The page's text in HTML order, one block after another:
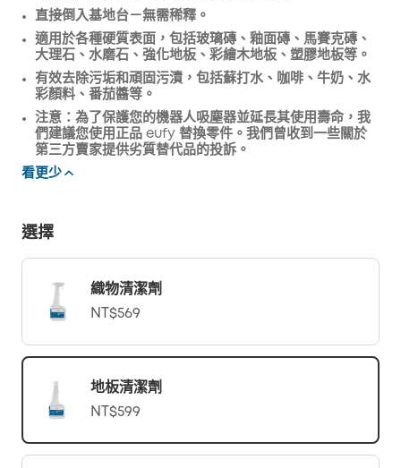
折扣
優惠碼:
複製
直接倒入基地台－無需稀釋。
適用於各種硬質表面，包括玻璃磚、釉面磚、馬賽克磚、
大理石、水磨石、強化地板、彩繪木地板、塑膠地板等。
有效去除污垢和頑固污漬，包括蘇打水、咖啡、牛奶、水
彩顏料、番茄醬等。
注意：為了保護您的機器人吸塵器並延長其使用壽命，我
們建議您使用正品 eufy 替換零件。我們曾收到一些關於
第三方賣家提供劣質替代品的投訴。
看更少
選擇
織物清潔劑
NT$569
地板清潔劑
NT$599